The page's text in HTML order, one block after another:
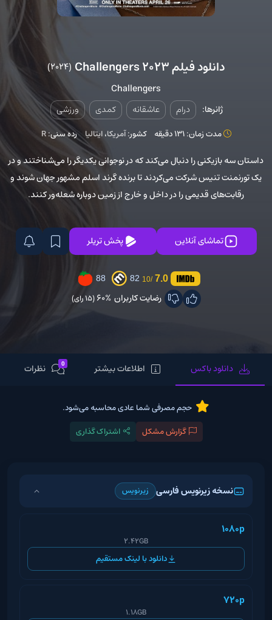
دانلود فیلم Challengers 2023 (2024)
Challengers
ژانرها: درام عاشقانه کمدی ورزشی
مدت زمان: 131 دقیقه کشور:آمریکا،ایتالیا رده سنی:R
داستان سه بازیکنی را دنبال می‌کند که در نوجوانی یکدیگر را می‌شناختند و در
یک تورنمنت تنیس شرکت می‌کردند تا برنده گرند اسلم مشهور جهان شوند و
رقابت‌های قدیمی را در داخل و خارج از زمین دوباره شعله‌ور کنند.
تماشای آنلاین پخش تریلر
7.0
/10
82
88
رضایت کاربران 60% (15 رای)
دانلود باکس اطلاعات بیشتر 0 نظرات
حجم مصرفی شما عادی محاسبه می‌شود.
گزارش مشکل
اشتراک گذاری
نسخه زیرنویس فارسی زیرنویس
1080p
2.42GB
دانلود با لینک مستقیم
720p
1.18GB